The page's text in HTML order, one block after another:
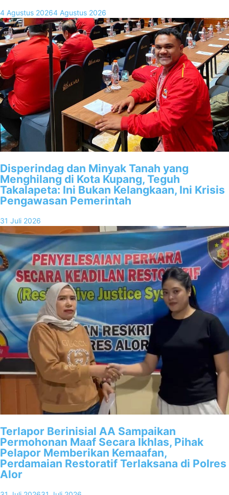
4 Agustus 20264 Agustus 2026
Disperindag dan Minyak Tanah yang
Menghilang di Kota Kupang, Teguh
Takalapeta: Ini Bukan Kelangkaan, Ini Krisis
Pengawasan Pemerintah
31 Juli 2026
Terlapor Berinisial AA Sampaikan
Permohonan Maaf Secara Ikhlas, Pihak
Pelapor Memberikan Kemaafan,
Perdamaian Restoratif Terlaksana di Polres
Alor